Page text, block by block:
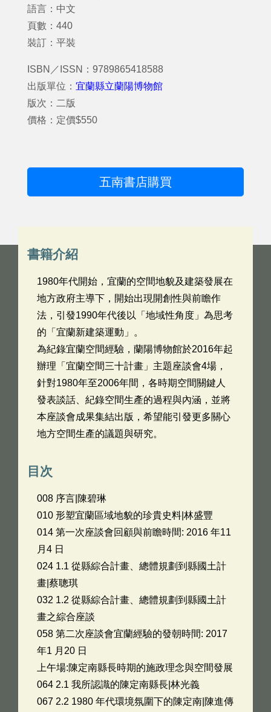
語言：中文
頁數：440
裝訂：平裝
ISBN／ISSN：9789865418588
出版單位： 宜蘭縣立蘭陽博物館
版次：二版
價格：定價$550
五南書店購買
書籍介紹
1980年代開始，宜蘭的空間地貌及建築發展在
地方政府主導下，開始出現開創性與前瞻作
法，引發1990年代後以「地域性角度」為思考
的「宜蘭新建築運動」。
為紀錄宜蘭空間經驗，蘭陽博物館於2016年起
辦理「宜蘭空間三十計畫」主題座談會4場，
針對1980年至2006年間，各時期空間關鍵人
發表談話、紀錄空間生產的過程與內涵，並將
本座談會成果集結出版，希望能引發更多關心
地方空間生產的議題與研究。
目次
008 序言|陳碧琳
010 形塑宜蘭區域地貌的珍貴史料|林盛豐
014 第一次座談會回顧與前瞻時間: 2016 年11
月4 日
024 1.1 從縣綜合計畫、總體規劃到縣國土計
畫|蔡聰琪
032 1.2 從縣綜合計畫、總體規劃到縣國土計
畫之綜合座談
058 第二次座談會宜蘭經驗的發朝時間: 2017
年1 月20 日
上午場:陳定南縣長時期的施政理念與空間發展
064 2.1 我所認識的陳定南縣長|林光義
067 2.2 1980 年代環境氛圍下的陳定南|陳進傳